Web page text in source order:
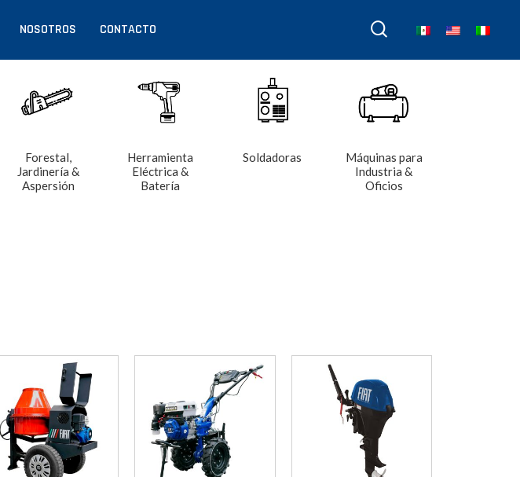
NOSOTROS CONTACTO
Forestal,
Jardinería &
Aspersión
Herramienta
Eléctrica &
Batería
Soldadoras
Máquinas para
Industria &
Oficios